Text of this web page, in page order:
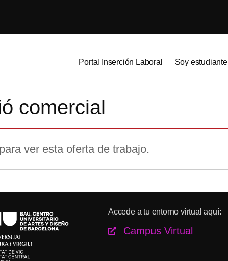
Portal Inserción Laboral Soy estudiante
comercial
ver esta oferta de trabajo.
Accede a tu entorno virtual aquí:
Campus Virtual